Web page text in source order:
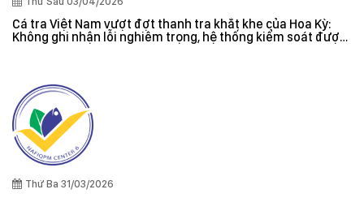
Cá tra Việt Nam vượt đợt thanh tra khắt khe của Hoa Kỳ:
Không ghi nhận lỗi nghiêm trọng, hệ thống kiểm soát được
Thứ Ba 31/03/2026